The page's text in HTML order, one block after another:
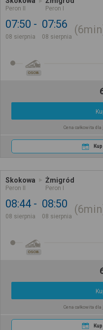
Peron II Peron I
07:50
08 sierpnia
07:56
08 sierpnia
6min
OSOB.
Cena całkowita
Skokowa
Peron II
Żmigród
Peron I
08:44
08 sierpnia
08:50
08 sierpnia
6min
OSOB.
Cena całkowita